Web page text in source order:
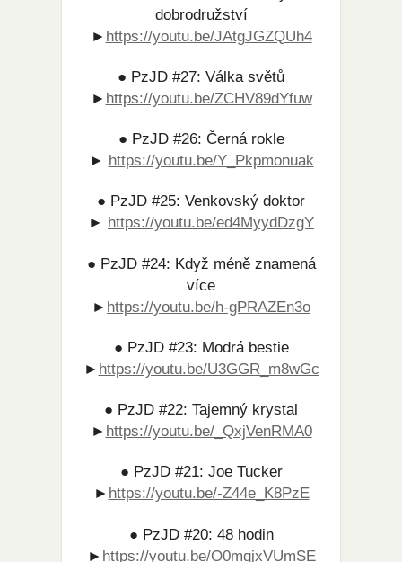
dobrodružství
► https://youtu.be/JAtgJGZQUh4​
● PzJD #27: Válka světů
► https://youtu.be/ZCHV89dYfuw
● PzJD #26: Černá rokle
► https://youtu.be/Y_Pkpmonuak
● PzJD #25: Venkovský doktor
► https://youtu.be/ed4MyydDzgY
● PzJD #24: Když méně znamená
více
► https://youtu.be/h-gPRAZEn3o
● PzJD #23: Modrá bestie
► https://youtu.be/U3GGR_m8wGc​
● PzJD #22: Tajemný krystal
► https://youtu.be/_QxjVenRMA0
● PzJD #21: Joe Tucker
► https://youtu.be/-Z44e_K8PzE
● PzJD #20: 48 hodin
► https://youtu.be/O0mgjxVUmSE​